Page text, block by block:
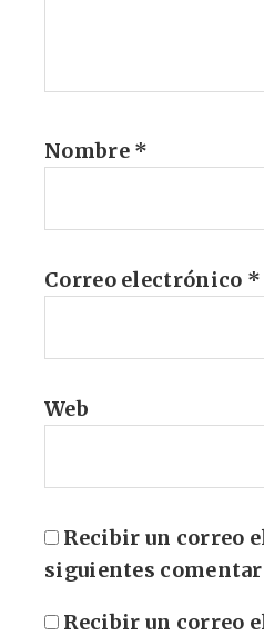
Nombre *
Correo electrónico *
Web
Recibir un correo
siguientes
Recibir un correo